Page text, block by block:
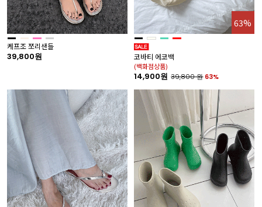
케프조 쪼리샌들
39,800원
63%
코바티 에코백
(백화점상품)
14,900원 39,800원 63%